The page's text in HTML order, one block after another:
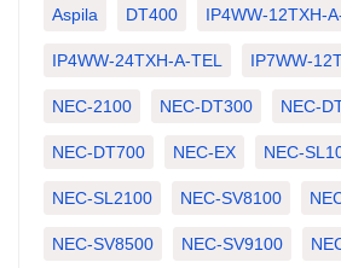
Aspila DT400 IP4WW-12TXH-
IP4WW-24TXH-A-TEL IP7WW-
NEC-2100 NEC-DT300 NEC-
NEC-DT700 NEC-EX NEC-
NEC-SL2100 NEC-SV8100
NEC-SV8500 NEC-SV9100